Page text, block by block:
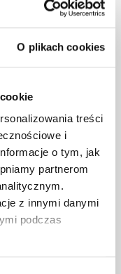
O plikach cookies
treści
i
o tym, jak
partnerom
z innymi danymi
podczas